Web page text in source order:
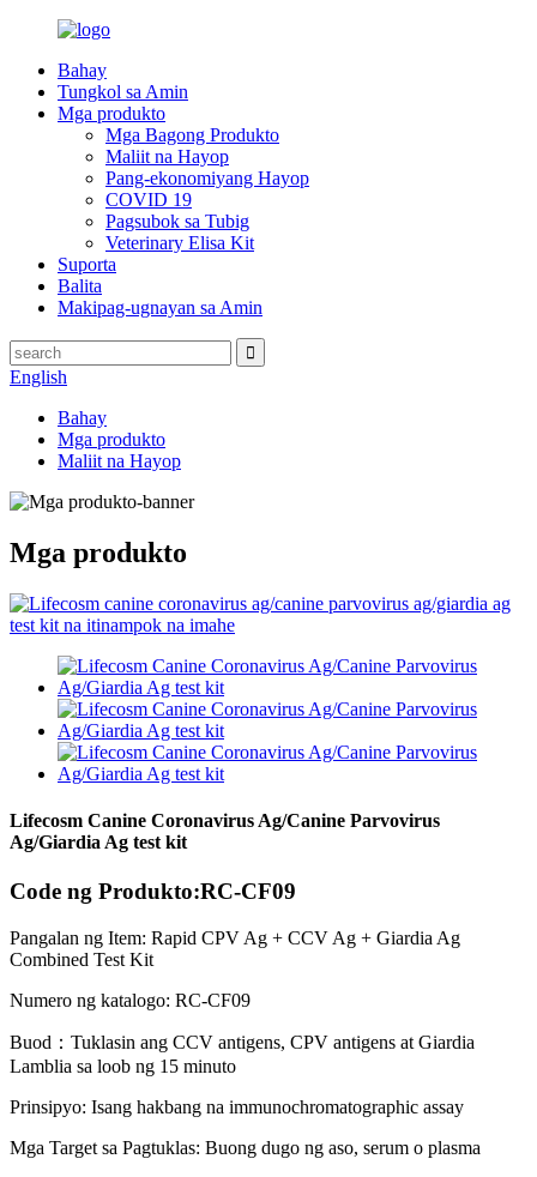
Bahay
Tungkol sa Amin
Mga produkto
Mga Bagong Produkto
Maliit na Hayop
Pang-ekonomiyang Hayop
COVID 19
Pagsubok sa Tubig
Veterinary Elisa Kit
Suporta
Balita
Makipag-ugnayan sa Amin
English
Bahay
Mga produkto
Maliit na Hayop
Mga produkto
Lifecosm Canine Coronavirus Ag/Canine Parvovirus
Ag/Giardia Ag test kit
Code ng Produkto:RC-CF09
Pangalan ng Item: Rapid CPV Ag + CCV Ag + Giardia Ag
Combined Test Kit
Numero ng katalogo: RC-CF09
Buod：Tuklasin ang CCV antigens, CPV antigens at Giardia
Lamblia sa loob ng 15 minuto
Prinsipyo: Isang hakbang na immunochromatographic assay
Mga Target sa Pagtuklas: Buong dugo ng aso, serum o plasma